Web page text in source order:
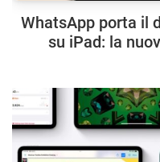
WhatsApp porta il
su iPad: la